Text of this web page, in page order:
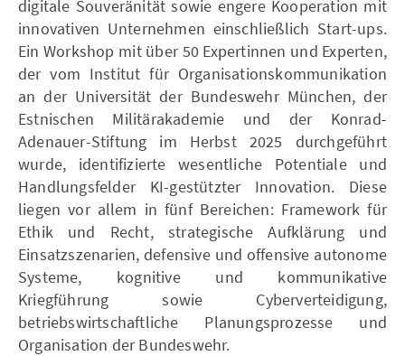
digitale Souveränität sowie engere Kooperation mit
innovativen Unternehmen einschließlich Start-ups.
Ein Workshop mit über 50 Expertinnen und Experten,
der vom Institut für Organisationskommunikation
an der Universität der Bundeswehr München, der
Estnischen Militärakademie und der Konrad-
Adenauer-Stiftung im Herbst 2025 durchgeführt
wurde, identifizierte wesentliche Potentiale und
Handlungsfelder KI-gestützter Innovation. Diese
liegen vor allem in fünf Bereichen: Framework für
Ethik und Recht, strategische Aufklärung und
Einsatzszenarien, defensive und offensive autonome
Systeme, kognitive und kommunikative
Kriegführung sowie Cyberverteidigung,
betriebswirtschaftliche Planungsprozesse und
Organisation der Bundeswehr.